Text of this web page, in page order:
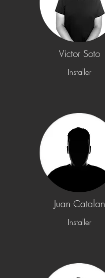
Victor Soto
Installer
Juan Catalan
Installer